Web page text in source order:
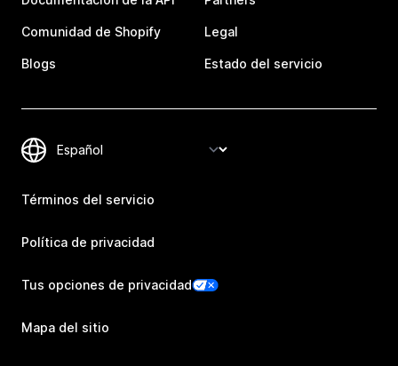
Comunidad de Shopify
Blogs
Legal
Estado del servicio
Términos del servicio
Política de privacidad
Tus opciones de privacidad
Mapa del sitio